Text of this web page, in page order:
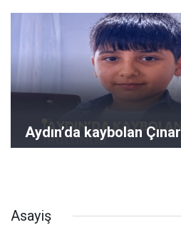
Aydın’da kaybolan
Asayiş